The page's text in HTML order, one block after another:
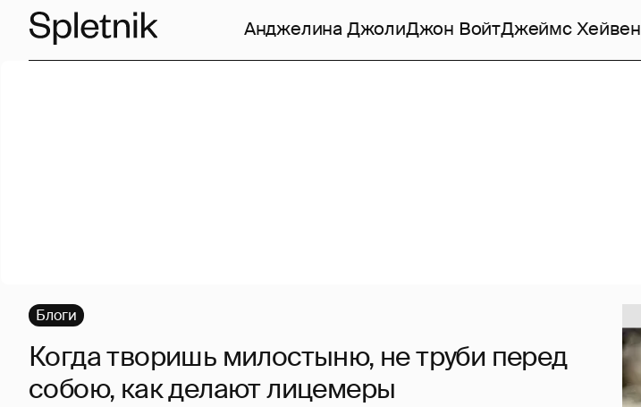
Анджелина ДжолиДжон ВойтДжеймс Хейвен
Блоги
Когда творишь милостыню, не труби перед
собою, как делают лицемеры